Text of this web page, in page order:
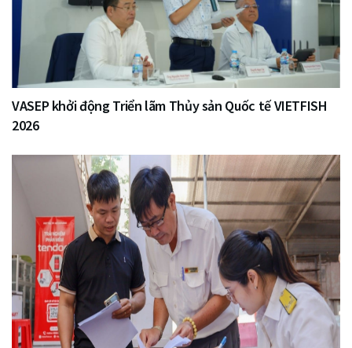
VASEP khởi động Triển lãm Thủy sản Quốc tế VIETFISH
2026